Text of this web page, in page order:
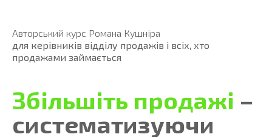
Авторський курс Романа Кушніра
для керівників відділу продажів і всіх, хто
продажами займається
Збільшіть продажі –
систематизуючи